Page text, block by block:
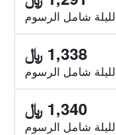
شامل الرسوم
1,338 ﷼
شامل الرسوم
1,340 ﷼
شامل الرسوم